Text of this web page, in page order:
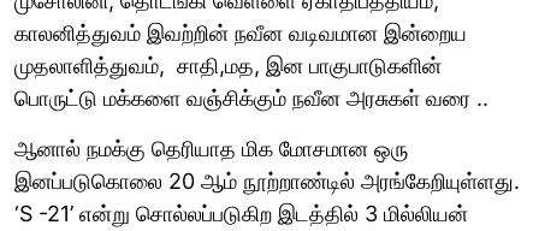
காலனித்துவம் இவற்றின் நவீன வடிவமான இன்றைய
முதலாளித்துவம், சாதி,மத, இன பாகுபாடுகளின்
பொருட்டு மக்களை வஞ்சிக்கும் நவீன அரசுகள் வரை ..
ஆனால் நமக்கு தெரியாத மிக மோசமான ஒரு
இனப்படுகொலை 20 ஆம் நூற்றாண்டில் அரங்கேறியுள்ளது.
‘S -21’ என்று சொல்லப்படுகிற இடத்தில் 3 மில்லியன்